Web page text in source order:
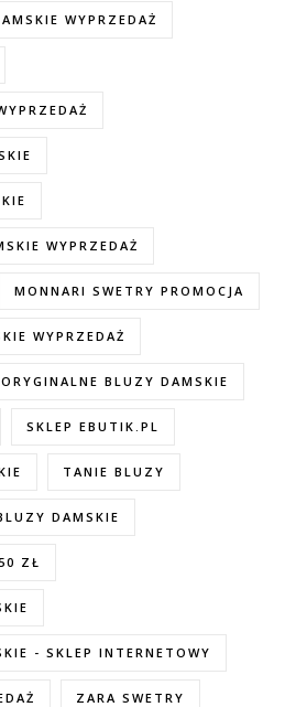
WYPRZEDAŻ
WYPRZEDAŻ
MONNARI SWETRY PROMOCJA
WYPRZEDAŻ
ORYGINALNE BLUZY DAMSKIE
SKLEP EBUTIK.PL
TANIE BLUZY
DAMSKIE
ZŁ
- SKLEP INTERNETOWY
ZARA SWETRY